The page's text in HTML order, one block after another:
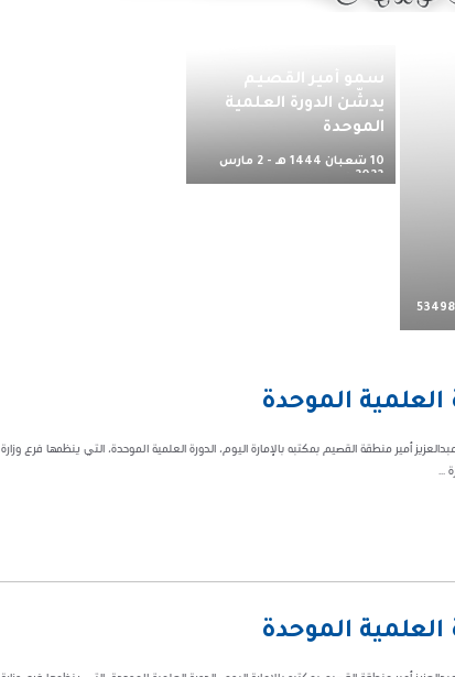
53498
سمو أمير القصيم
يدشّن الدورة العلمية
الموحدة
10 شعبان 1444 هـ - 2 مارس
2023 م
الموحدة
أمير منطقة القصيم بمكتبه بالإمارة اليوم، الدورة العلمية الموحدة، التي ينظمها فرع وزارة
...
الموحدة